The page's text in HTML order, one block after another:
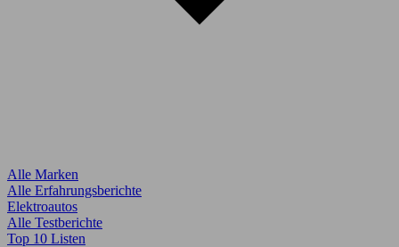
Alle Marken
Alle Erfahrungsberichte
Elektroautos
Alle Testberichte
Top 10 Listen